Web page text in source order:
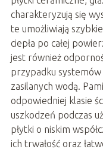
charakteryzują się
te umożliwiają
ciepła po całej
jest również
przypadku
zasilanych wodą.
odpowiedniej klasie
uszkodzeń podczas
płytki o niskim
ich trwałość oraz